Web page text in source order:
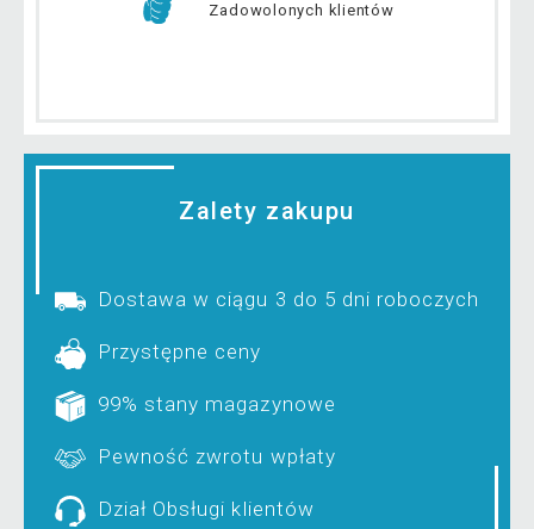
Zadowolonych klientów
Zalety zakupu
Dostawa w ciągu 3 do 5 dni roboczych
Przystępne ceny
99% stany magazynowe
Pewność zwrotu wpłaty
Dział Obsługi klientów